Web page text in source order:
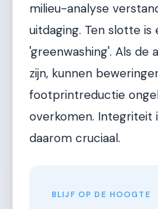
milieu-analyse
uitdaging. Ten slotte
'greenwashing'. Als de
zijn, kunnen
footprintreductie
overkomen. Integriteit
daarom cruciaal.
BLIJF OP DE HOOGTE